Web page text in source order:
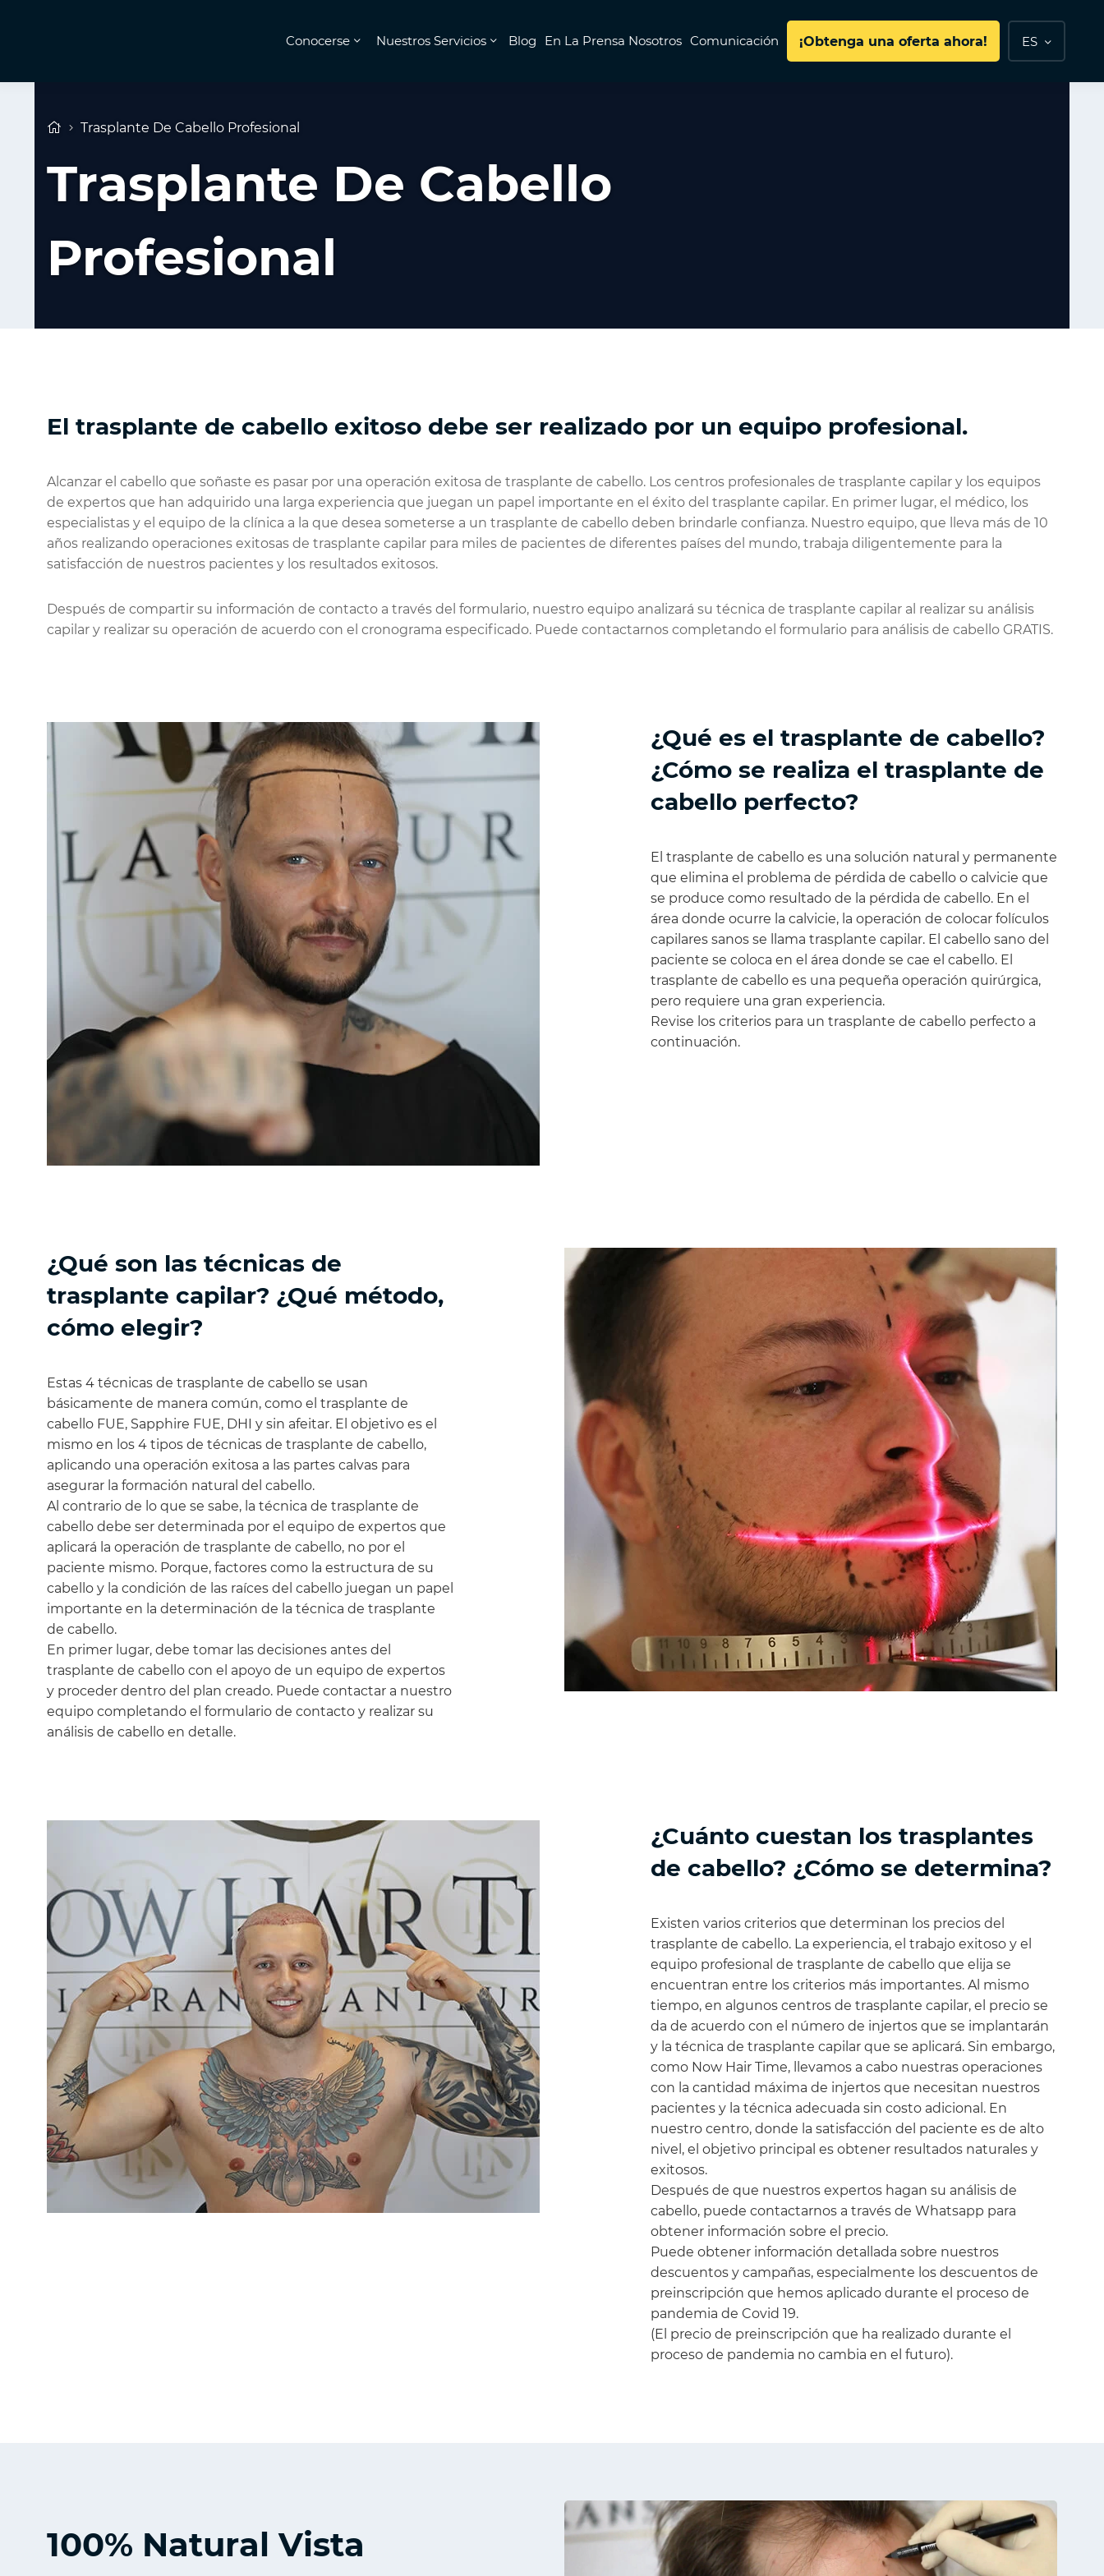
Conocerse Nuestros Servicios Blog En La Prensa Nosotros Comunicación ¡Obtenga una oferta ahora! ES
Trasplante De Cabello Profesional
Trasplante De Cabello
Profesional
El trasplante de cabello exitoso debe ser realizado por un equipo profesional.
Alcanzar el cabello que soñaste es pasar por una operación exitosa de trasplante de cabello. Los centros profesionales de trasplante capilar y los equipos
de expertos que han adquirido una larga experiencia que juegan un papel importante en el éxito del trasplante capilar. En primer lugar, el médico, los
especialistas y el equipo de la clínica a la que desea someterse a un trasplante de cabello deben brindarle confianza. Nuestro equipo, que lleva más de 10
años realizando operaciones exitosas de trasplante capilar para miles de pacientes de diferentes países del mundo, trabaja diligentemente para la
satisfacción de nuestros pacientes y los resultados exitosos.
Después de compartir su información de contacto a través del formulario, nuestro equipo analizará su técnica de trasplante capilar al realizar su análisis
capilar y realizar su operación de acuerdo con el cronograma especificado. Puede contactarnos completando el formulario para análisis de cabello GRATIS.
¿Qué es el trasplante de cabello?
¿Cómo se realiza el trasplante de
cabello perfecto?
El trasplante de cabello es una solución natural y permanente
que elimina el problema de pérdida de cabello o calvicie que
se produce como resultado de la pérdida de cabello. En el
área donde ocurre la calvicie, la operación de colocar folículos
capilares sanos se llama trasplante capilar. El cabello sano del
paciente se coloca en el área donde se cae el cabello. El
trasplante de cabello es una pequeña operación quirúrgica,
pero requiere una gran experiencia.
Revise los criterios para un trasplante de cabello perfecto a
continuación.
¿Qué son las técnicas de
trasplante capilar? ¿Qué método,
cómo elegir?
Estas 4 técnicas de trasplante de cabello se usan
básicamente de manera común, como el trasplante de
cabello FUE, Sapphire FUE, DHI y sin afeitar. El objetivo es el
mismo en los 4 tipos de técnicas de trasplante de cabello,
aplicando una operación exitosa a las partes calvas para
asegurar la formación natural del cabello.
Al contrario de lo que se sabe, la técnica de trasplante de
cabello debe ser determinada por el equipo de expertos que
aplicará la operación de trasplante de cabello, no por el
paciente mismo. Porque, factores como la estructura de su
cabello y la condición de las raíces del cabello juegan un papel
importante en la determinación de la técnica de trasplante
de cabello.
En primer lugar, debe tomar las decisiones antes del
trasplante de cabello con el apoyo de un equipo de expertos
y proceder dentro del plan creado. Puede contactar a nuestro
equipo completando el formulario de contacto y realizar su
análisis de cabello en detalle.
¿Cuánto cuestan los trasplantes
de cabello? ¿Cómo se determina?
Existen varios criterios que determinan los precios del
trasplante de cabello. La experiencia, el trabajo exitoso y el
equipo profesional de trasplante de cabello que elija se
encuentran entre los criterios más importantes. Al mismo
tiempo, en algunos centros de trasplante capilar, el precio se
da de acuerdo con el número de injertos que se implantarán
y la técnica de trasplante capilar que se aplicará. Sin embargo,
como Now Hair Time, llevamos a cabo nuestras operaciones
con la cantidad máxima de injertos que necesitan nuestros
pacientes y la técnica adecuada sin costo adicional. En
nuestro centro, donde la satisfacción del paciente es de alto
nivel, el objetivo principal es obtener resultados naturales y
exitosos.
Después de que nuestros expertos hagan su análisis de
cabello, puede contactarnos a través de Whatsapp para
obtener información sobre el precio.
Puede obtener información detallada sobre nuestros
descuentos y campañas, especialmente los descuentos de
preinscripción que hemos aplicado durante el proceso de
pandemia de Covid 19.
(El precio de preinscripción que ha realizado durante el
proceso de pandemia no cambia en el futuro).
100% Natural Vista